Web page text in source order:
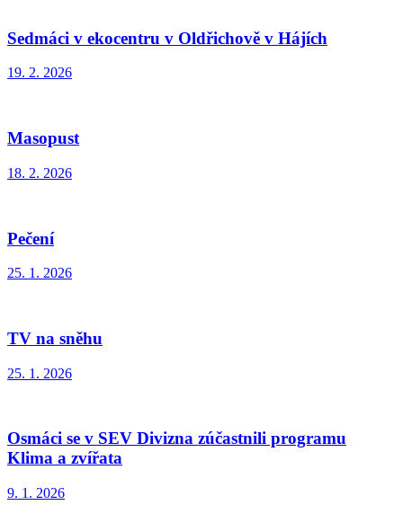
Sedmáci v ekocentru v Oldřichově v Hájích
19. 2. 2026
Masopust
18. 2. 2026
Pečení
25. 1. 2026
TV na sněhu
25. 1. 2026
Osmáci se v SEV Divizna zúčastnili programu
Klima a zvířata
9. 1. 2026